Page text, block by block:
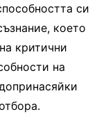
си
което
критични
на